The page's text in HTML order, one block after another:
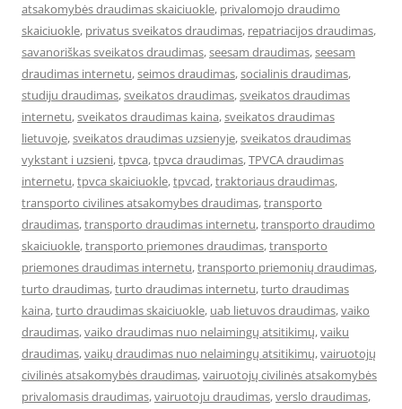
atsakomybės draudimas skaiciuokle, privalomojo draudimo
skaiciuokle, privatus sveikatos draudimas, repatriacijos draudimas,
savanoriškas sveikatos draudimas,seesam draudimas,seesam
draudimas internetu,seimos draudimas,socialinis draudimas,
studiju draudimas,sveikatos draudimas,sveikatos draudimas
internetu,sveikatos draudimas kaina,sveikatos draudimas
lietuvoje,sveikatos draudimas uzsienyje,sveikatos draudimas
vykstant i uzsieni,tpvca,tpvca draudimas,TPVCA draudimas
internetu,tpvca skaiciuokle,tpvcad,traktoriaus draudimas,
transporto civilines atsakomybes draudimas,transporto
draudimas,transporto draudimas internetu,transporto draudimo
skaiciuokle,transporto priemones draudimas,transporto
priemones draudimas internetu,transporto priemonių draudimas,
turto draudimas,turto draudimas internetu,turto draudimas
kaina,turto draudimas skaiciuokle, uab lietuvos draudimas,vaiko
draudimas,vaiko draudimas nuo nelaimingų atsitikimų,vaiku
draudimas,vaikų draudimas nuo nelaimingų atsitikimų,vairuotojų
civilinės atsakomybės draudimas,vairuotojų civilinės atsakomybės
privalomasis draudimas,vairuotoju draudimas,verslo draudimas,